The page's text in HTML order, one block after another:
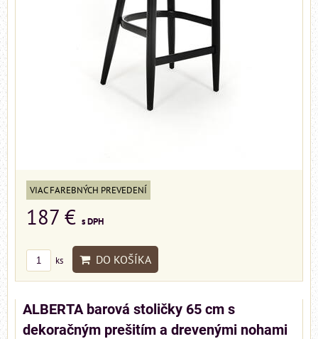
VIAC FAREBNÝCH PREVEDENÍ
187 € s DPH
ks DO KOŠÍKA
ALBERTA barová stoličky 65 cm s
dekoračným prešitím a drevenými nohami